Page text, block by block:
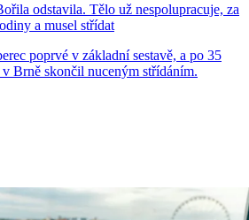
odstavila. Tělo už nespolupracuje, za
a musel střídat
poprvé v základní sestavě, a po 35
Brně skončil nuceným střídáním.